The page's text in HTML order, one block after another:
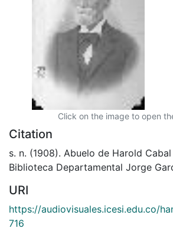
Click on the image to open
Citation
s. n. (1908). Abuelo de Harold Cabal
Biblioteca Departamental Jorge
URI
https://audiovisuales.icesi.edu.co/
716